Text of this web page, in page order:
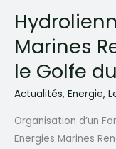
Marines
le Golfe
Actualités, Energie,
Organisation d’un
Energies Marines